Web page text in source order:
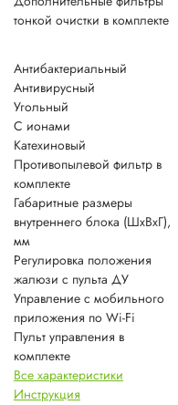
тонкой очистки в комплекте
Антибактериальный
Антивирусный
Угольный
С ионами
Катехиновый
Противопылевой фильтр в
комплекте
Габаритные размеры
внутреннего блока (ШxВxГ),
мм
Регулировка положения
жалюзи с пульта ДУ
Управление c мобильного
приложения по Wi-Fi
Пульт управления в
комплекте
Все характеристики
Инструкция